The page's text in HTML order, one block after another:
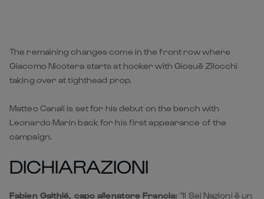
Matteo Canali is set for his debut on the bench with
Leonardo Marin back for his first appearance of the
campaign.
DICHIARAZIONI
Fabien Galthié, capo allenatore Francia:
accelerare ad ogni curva. Conosciamo bene l'Italia, sono
coincidenza il fatto che giochino molti che militano in